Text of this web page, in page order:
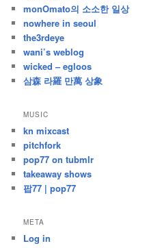
monOmato의 소소한 일상
nowhere in seoul
the3rdeye
wani’s weblog
wicked – egloos
삼森 라羅 만萬 상象
MUSIC
kn mixcast
pitchfork
pop77 on tubmlr
takeaway shows
팝77 | pop77
META
Log in